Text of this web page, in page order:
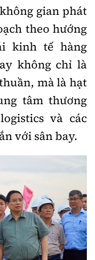
gian phát
theo hướng
kinh tế hàng
không chỉ là
mà là hạt
tâm thương
và các
với sân bay.